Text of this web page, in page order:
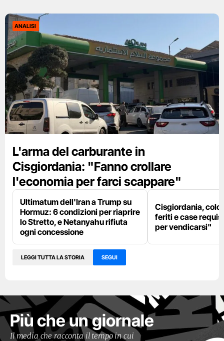
ANALISI
L'arma del carburante in
Cisgiordania: "Fanno crollare
l'economia per farci scappare"
Ultimatum dell'Iran a Trump su
Hormuz: 6 condizioni per riaprire
lo Stretto, e Netanyahu rifiuta
ogni concessione
Cisgiordania,
feriti e case
per vendicarsi"
LEGGI TUTTA LA STORIA SEGUI
Più che un giornale
Il media che racconta il tempo in cui